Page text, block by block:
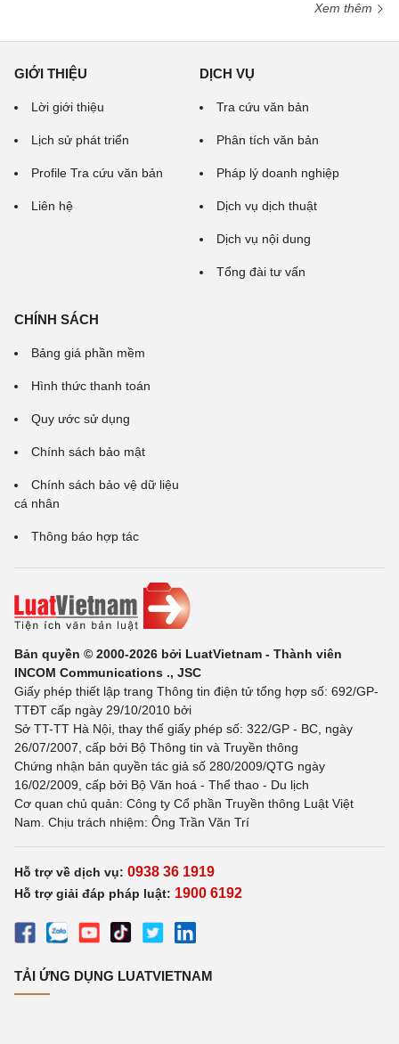
Xem thêm
GIỚI THIỆU
Lời giới thiệu
Lịch sử phát triển
Profile Tra cứu văn bản
Liên hệ
DỊCH VỤ
Tra cứu văn bản
Phân tích văn bản
Pháp lý doanh nghiệp
Dịch vụ dịch thuật
Dịch vụ nội dung
Tổng đài tư vấn
CHÍNH SÁCH
Bảng giá phần mềm
Hình thức thanh toán
Quy ước sử dụng
Chính sách bảo mật
Chính sách bảo vệ dữ liệu
cá nhân
Thông báo hợp tác
Bản quyền © 2000-2026 bởi LuatVietnam - Thành viên
INCOM Communications ., JSC
Giấy phép thiết lập trang Thông tin điện tử tổng hợp số: 692/GP-
TTĐT cấp ngày 29/10/2010 bởi
Sở TT-TT Hà Nội, thay thế giấy phép số: 322/GP - BC, ngày
26/07/2007, cấp bởi Bộ Thông tin và Truyền thông
Chứng nhận bản quyền tác giả số 280/2009/QTG ngày
16/02/2009, cấp bởi Bộ Văn hoá - Thể thao - Du lịch
Cơ quan chủ quản: Công ty Cổ phần Truyền thông Luật Việt
Nam. Chịu trách nhiệm: Ông Trần Văn Trí
Hỗ trợ về dịch vụ: 0938 36 1919
Hỗ trợ giải đáp pháp luật: 1900 6192
TẢI ỨNG DỤNG LUATVIETNAM